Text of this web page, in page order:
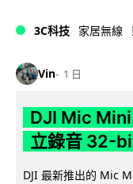
3C科技 家居無線
Vin 1 日
DJI Mic
立錄音 32-
DJI 最新推出的 Mic